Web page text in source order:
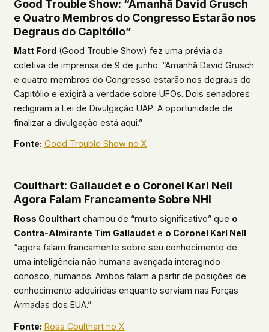
This isn't a privacy policy written by lawyers to
protect us. It's a promise written by us to protect
you. If we ever add analytics, tracking, or third-
party scripts, we'll say so here first – and you
should stop trusting us.
Good Trouble Show: “Amanhã David Grusch
e Quatro Membros do Congresso Estarão nos
Degraus do Capitólio”
Matt Ford(Good Trouble Show) fez uma prévia da
coletiva de imprensa de 9 de junho: “Amanhã David Grusch
e quatro membros do Congresso estarão nos degraus do
Capitólio e exigirã a verdade sobre UFOs. Dois senadores
redigiram a Lei de Divulgação UAP. A oportunidade de
finalizar a divulgação está aqui.”
Fonte: Good Trouble Show no X
Coulthart: Gallaudet e o Coronel Karl Nell
Agora Falam Francamente Sobre NHI
Ross Coulthartchamou de “muito significativo” que o
Contra-Almirante Tim Gallaudete o Coronel Karl Nell
“agora falam francamente sobre seu conhecimento de
uma inteligência não humana avançada interagindo
conosco, humanos. Ambos falam a partir de posições de
conhecimento adquiridas enquanto serviam nas Forças
Armadas dos EUA.”
Fonte: Ross Coulthart no X